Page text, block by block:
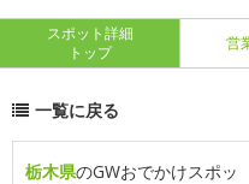
スポット詳細
トップ
営
一覧に戻る
栃木県のGWおでかけスポッ